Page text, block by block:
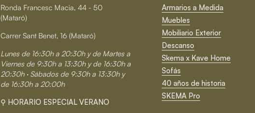
Ronda Francesc Macia, 44 - 50
(Mataró)
Carrer Sant Benet, 16 (Mataró)
Lunes de 16:30h a 20:30h y de Martes a
Viernes de 9:30h a 13:30h y de 16:30h a
20:30h · Sábados de 9:30h a 13:30h y
de 16:30h a 20:00h
⚲ HORARIO ESPECIAL VERANO
Armarios a Medida
Muebles
Mobiliario Exterior
Descanso
Skema x Kave Home
Sofás
40 años de historia
SKEMA Pro